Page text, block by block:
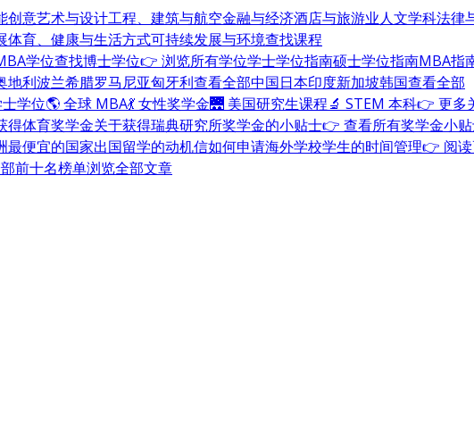
创意艺术与设计工程、建筑与航空金融与经济酒店与旅游业人文学科法律
体育、健康与生活方式可持续发展与环境查找课程
学位查找博士学位👉 浏览所有学位学士学位指南硕士学位指南MBA指
地利波兰希腊罗马尼亚匈牙利查看全部中国日本印度新加坡韩国查看全部
学位🌎 全球 MBA💃 女性奖学金🌉 美国研究生课程🔬 STEM 本科👉 更多
得体育奖学金关于获得瑞典研究所奖学金的小贴士👉 查看所有奖学金小
最便宜的国家出国留学的动机信如何申请海外学校学生的时间管理👉 阅读
前十名榜单浏览全部文章